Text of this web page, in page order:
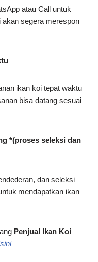
atau Call untuk
segera merespon
ikan koi tepat waktu
bisa datang sesuai
*(proses seleksi dan
dan seleksi
mendapatkan ikan
Penjual Ikan Koi